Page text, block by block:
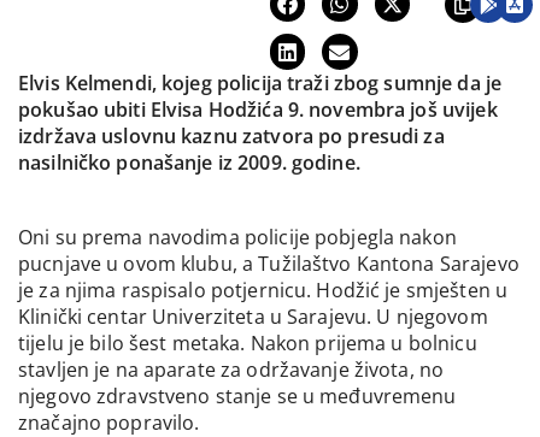
Elvis Kelmendi, kojeg policija traži zbog sumnje da je
pokušao ubiti Elvisa Hodžića 9. novembra još uvijek
izdržava uslovnu kaznu zatvora po presudi za
nasilničko ponašanje iz 2009. godine.
Oni su prema navodima policije pobjegla nakon
pucnjave u ovom klubu, a Tužilaštvo Kantona Sarajevo
je za njima raspisalo potjernicu. Hodžić je smješten u
Klinički centar Univerziteta u Sarajevu. U njegovom
tijelu je bilo šest metaka. Nakon prijema u bolnicu
stavljen je na aparate za održavanje života, no
njegovo zdravstveno stanje se u međuvremenu
značajno popravilo.